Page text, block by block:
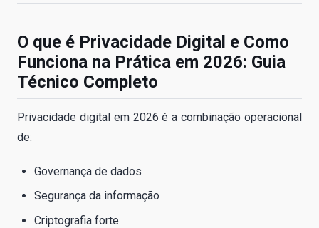
O que é Privacidade Digital e Como
Funciona na Prática em 2026: Guia
Técnico Completo
Privacidade digital em 2026 é a combinação operacional
de:
Governança de dados
Segurança da informação
Criptografia forte